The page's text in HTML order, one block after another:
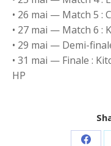
• 26 mai — Match 5 :
• 27 mai — Match 6 :
• 29 mai — Demi-
• 31 mai — Finale :
HP